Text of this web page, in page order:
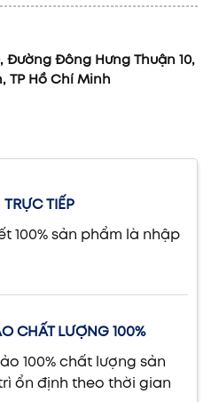
Đường Đông Hưng Thuận 10,
TP Hồ Chí Minh
TIẾP
100% sản phẩm là nhập
CHẤT LƯỢNG 100%
100% chất lượng sản
ổn định theo thời gian